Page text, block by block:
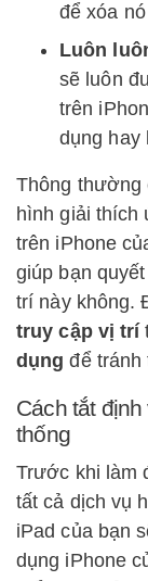
để xóa
Luôn
sẽ luôn
trên
dụng hay
Thông thường
hình giải thích
trên iPhone
giúp bạn
trí này không.
truy cập vị trí
dụng để tránh
Cách tắt
thống
Trước khi làm
tất cả dịch vụ
iPad của bạn
dụng iPhone